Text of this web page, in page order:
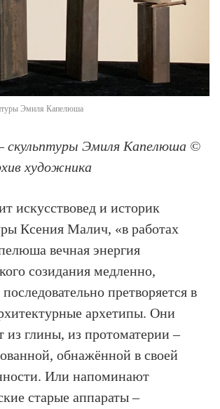
Эмиля Капелюша
скульптуры Эмиля Капелюша ©
художника
искусствовед и историк
Ксения Малич, «в работах
вечная энергия
созидания медленно,
претворяется в
архетипы. Они
из глины, из протоматерии –
обнажённой в своей
Или напоминают
старые аппараты –